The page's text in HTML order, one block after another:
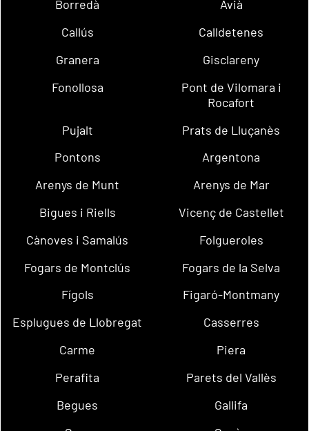
Borredà
Avià
Callús
Calldetenes
Granera
Gisclareny
Fonollosa
Pont de Vilomara i
Rocafort
Pujalt
Prats de Lluçanès
Pontons
Argentona
Arenys de Munt
Arenys de Mar
Bigues i Riells
Vicenç de Castellet
Cànoves i Samalús
Folgueroles
Fogars de Montclús
Fogars de la Selva
Fígols
Figaró-Montmany
Esplugues de Llobregat
Casserres
Carme
Piera
Perafita
Parets del Vallès
Begues
Gallifa